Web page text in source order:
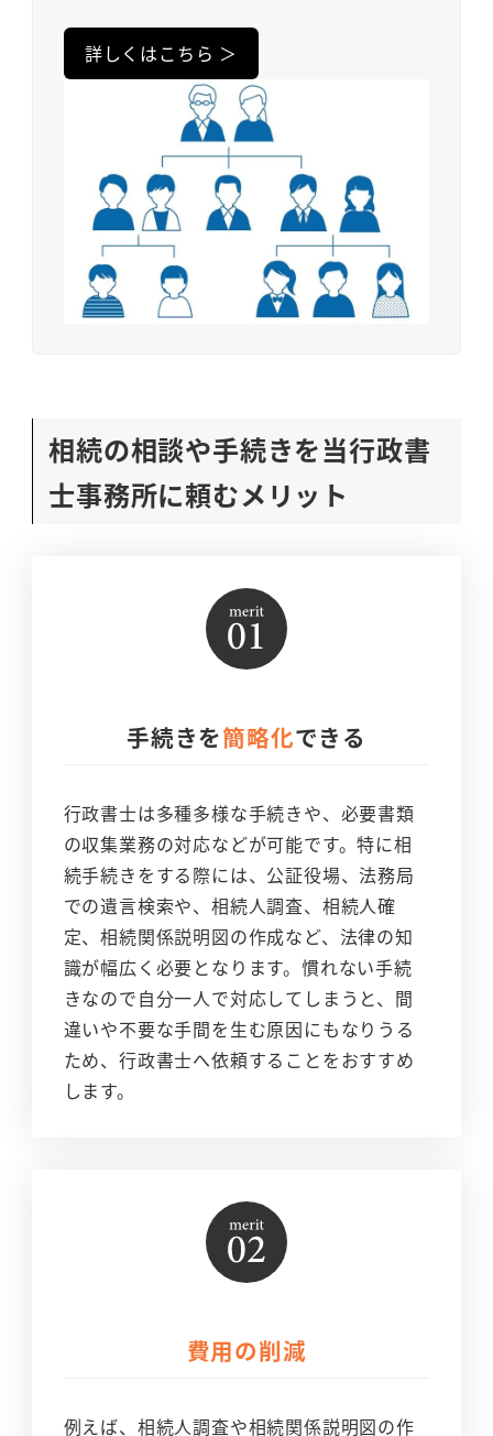
詳しくはこちら ＞
相続の相談や手続きを当行政書
士事務所に頼むメリット
手続きを簡略化できる
行政書士は多種多様な手続きや、必要書類
の収集業務の対応などが可能です。特に相
続手続きをする際には、公証役場、法務局
での遺言検索や、相続人調査、相続人確
定、相続関係説明図の作成など、法律の知
識が幅広く必要となります。慣れない手続
きなので自分一人で対応してしまうと、間
違いや不要な手間を生む原因にもなりうる
ため、行政書士へ依頼することをおすすめ
します。
費用の削減
例えば、相続人調査や相続関係説明図の作